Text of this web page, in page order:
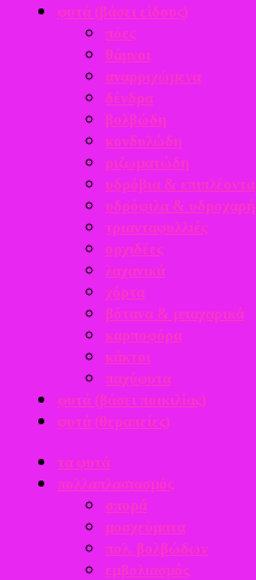
φυτά (βάσει είδους)
πόες
θάμνοι
αναρριχώμενα
δένδρα
βολβώδη
κονδυλώδη
ριζωματώδη
υδρόβια & επιπλέοντα
υδρόφιλα & υδροχαρή
τριανταφυλλιές
ορχιδέες
λαχανικά
χόρτα
βότανα & μπαχαρικά
καρποφόρα
κάκτοι
παχύφυτα
φυτά (βάσει ποικιλίας)
φυτά (θεραπείες)
τα φυτά
πολλαπλασιασμός
σπορά
μοσχεύματα
πολ. βολβώδων
εμβολιασμός